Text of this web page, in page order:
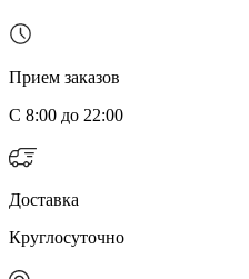
Прием заказов
С 8:00 до 22:00
Доставка
Круглосуточно